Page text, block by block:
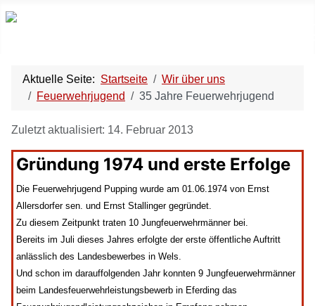
Aktuelle Seite: Startseite
Wir über uns
Feuerwehrjugend
35 Jahre Feuerwehrjugend
Zuletzt aktualisiert: 14. Februar 2013
Gründung 1974 und erste Erfolge
Die Feuerwehrjugend Pupping wurde am 01.06.1974 von Ernst
Allersdorfer sen. und Ernst Stallinger gegründet.
Zu diesem Zeitpunkt traten 10 Jungfeuerwehrmänner bei.
Bereits im Juli dieses Jahres erfolgte der erste öffentliche Auftritt
anlässlich des Landesbewerbes in Wels.
Und schon im darauffolgenden Jahr konnten 9 Jungfeuerwehrmänner
beim Landesfeuerwehrleistungsbewerb in Eferding das